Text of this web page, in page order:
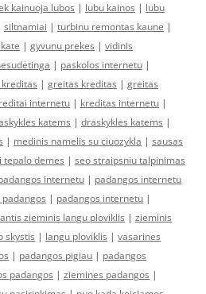
kainuoja lubos | lubu kainos | lubu
siltnamiai | turbinu remontas kaune |
| gyvunu prekes | vidinis
| paskolos internetu |
| greitas kreditas | greitas
internetu | kreditas internetu |
katems | draskykles katems |
| medinis namelis su ciuozykla | sausas
tepalo demes | seo straipsniu talpinimas
internetu | padangos internetu
padangos | padangos internetu |
zieminis langu ploviklis | zieminis
skystis | langu ploviklis | vasarines
| padangos pigiau | padangos
padangos | ziemines padangos |